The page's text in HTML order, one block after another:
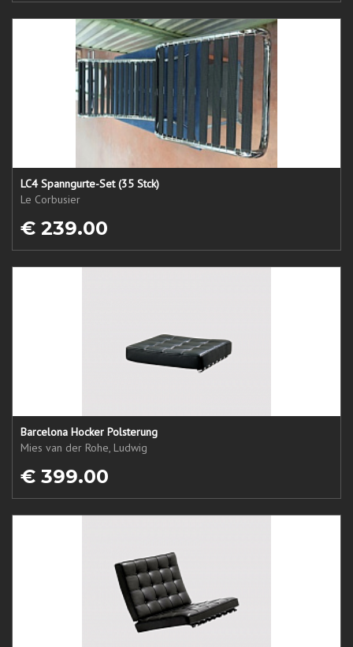
LC4 Spanngurte-Set (35 Stck)
Le Corbusier
€ 239.00
Barcelona Hocker Polsterung
Mies van der Rohe, Ludwig
€ 399.00